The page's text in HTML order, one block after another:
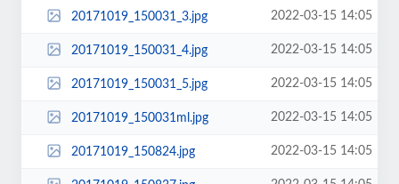
20171019_150031_3.jpg 2022-03-15 14:05
20171019_150031_4.jpg 2022-03-15 14:05
20171019_150031_5.jpg 2022-03-15 14:05
20171019_150031ml.jpg 2022-03-15 14:05
20171019_150824.jpg 2022-03-15 14:05